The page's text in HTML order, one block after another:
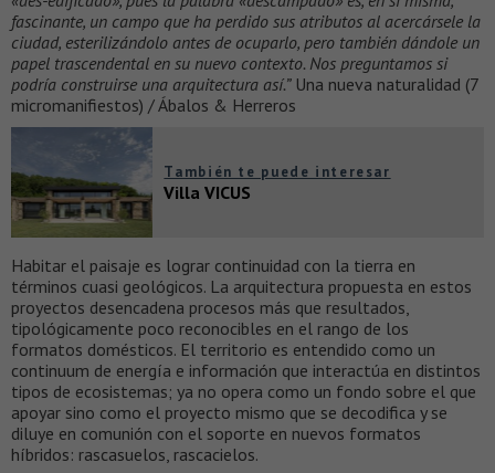
fascinante, un campo que ha perdido sus atributos al acercársele la
ciudad, esterilizándolo antes de ocuparlo, pero también dándole un
papel trascendental en su nuevo contexto. Nos preguntamos si
podría construirse una arquitectura así.”Una nueva naturalidad (7
micromanifiestos) / Ábalos & Herreros
También te puede interesar
Villa VICUS
Habitar el paisaje es lograr continuidad con la tierra en
términos cuasi geológicos. La arquitectura propuesta en estos
proyectos desencadena procesos más que resultados,
tipológicamente poco reconocibles en el rango de los
formatos domésticos. El territorio es entendido como un
continuum de energía e información que interactúa en distintos
tipos de ecosistemas; ya no opera como un fondo sobre el que
apoyar sino como el proyecto mismo que se decodifica y se
diluye en comunión con el soporte en nuevos formatos
híbridos: rascasuelos, rascacielos.